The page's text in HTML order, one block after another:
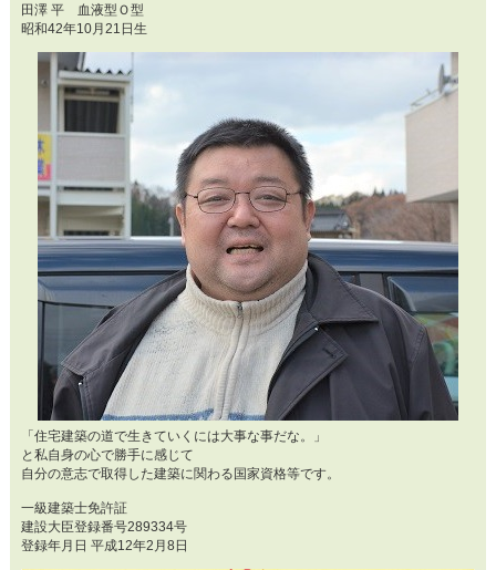
田澤 平 血液型Ｏ型
昭和42年10月21日生
「住宅建築の道で生きていくには大事な事だな。」
と私自身の心で勝手に感じて
自分の意志で取得した建築に関わる国家資格等です。
一級建築士免許証
建設大臣登録番号289334号
登録年月日 平成12年2月8日